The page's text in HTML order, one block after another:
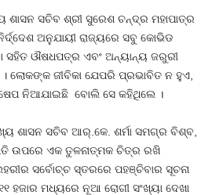
ସଚିବ ଶ୍ରୀ ସୁରେଶ ଚନ୍ଦ୍ର ମହାପାତ୍ର
ଅନୁଯାୟୀ ରାଜ୍ୟରେ ସବୁ କୋଭିଡ
ସହିତ ଔଷଧପତ୍ର ଏବଂ ଅନ୍ୟାନ୍ୟ ଜରୁରୀ
ଲୋକଙ୍କ ଜୀବିକା ଯେପରି ପ୍ରଭାବିତ ନ ହୁଏ,
ନିଆଯାଇଛି ବୋଲି ସେ କହିଥିଲେ ।
ଶାସନ ସଚିବ ଆର୍‌.କେ. ଶର୍ମା ସମଗ୍ର ବିଶ୍ବ,
ଉପରେ ଏକ ତୁଳନାତ୍ମକ ଚିତ୍ର ରଖି
ସର୍ବୋଚ୍ଚ ସ୍ତରରେ ପହଞ୍ଚିବାର ସୂଚନା
ହଜାର ମଧ୍ୟରେ ନୂଆ ରୋଗୀ ସଂଖ୍ୟା ଦେଖା